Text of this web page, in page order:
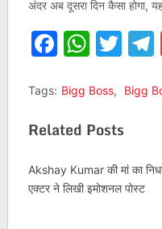
अंदर अब दूसरा दिन कैसा होगा,
Tags: Bigg Boss, Bigg
Related Posts
Akshay Kumar की मां का
एक्टर ने लिखी इमोशनल पोस्ट